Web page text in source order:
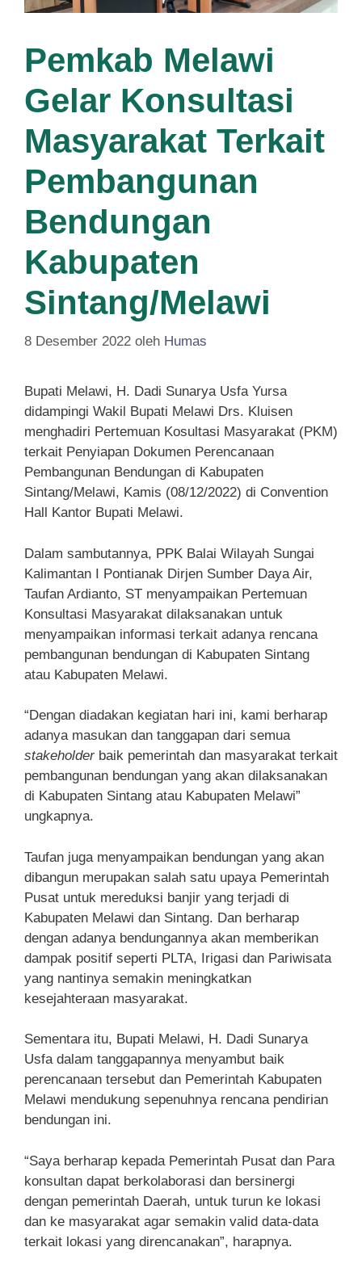
Pemkab Melawi
Gelar Konsultasi
Masyarakat Terkait
Pembangunan
Bendungan
Kabupaten
Sintang/Melawi
8 Desember 2022 oleh Humas
Bupati Melawi, H. Dadi Sunarya Usfa Yursa
didampingi Wakil Bupati Melawi Drs. Kluisen
menghadiri Pertemuan Kosultasi Masyarakat (PKM)
terkait Penyiapan Dokumen Perencanaan
Pembangunan Bendungan di Kabupaten
Sintang/Melawi, Kamis (08/12/2022) di Convention
Hall Kantor Bupati Melawi.
Dalam sambutannya, PPK Balai Wilayah Sungai
Kalimantan I Pontianak Dirjen Sumber Daya Air,
Taufan Ardianto, ST menyampaikan Pertemuan
Konsultasi Masyarakat dilaksanakan untuk
menyampaikan informasi terkait adanya rencana
pembangunan bendungan di Kabupaten Sintang
atau Kabupaten Melawi.
“Dengan diadakan kegiatan hari ini, kami berharap
adanya masukan dan tanggapan dari semua
stakeholderbaik pemerintah dan masyarakat terkait
pembangunan bendungan yang akan dilaksanakan
di Kabupaten Sintang atau Kabupaten Melawi”
ungkapnya.
Taufan juga menyampaikan bendungan yang akan
dibangun merupakan salah satu upaya Pemerintah
Pusat untuk mereduksi banjir yang terjadi di
Kabupaten Melawi dan Sintang. Dan berharap
dengan adanya bendungannya akan memberikan
dampak positif seperti PLTA, Irigasi dan Pariwisata
yang nantinya semakin meningkatkan
kesejahteraan masyarakat.
Sementara itu, Bupati Melawi, H. Dadi Sunarya
Usfa dalam tanggapannya menyambut baik
perencanaan tersebut dan Pemerintah Kabupaten
Melawi mendukung sepenuhnya rencana pendirian
bendungan ini.
“Saya berharap kepada Pemerintah Pusat dan Para
konsultan dapat berkolaborasi dan bersinergi
dengan pemerintah Daerah, untuk turun ke lokasi
dan ke masyarakat agar semakin valid data-data
terkait lokasi yang direncanakan”, harapnya.